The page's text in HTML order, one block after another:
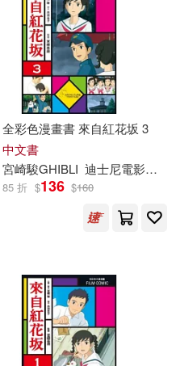
全彩色漫畫書 來自紅花坂 3
中文書
宮崎駿GHIBLI 迪士尼電影公司
85 折 $136 $160